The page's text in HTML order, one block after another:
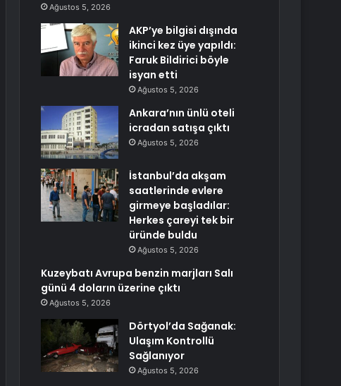
Ağustos 5, 2026
AKP’ye bilgisi dışında
ikinci kez üye yapıldı:
Faruk Bildirici böyle
isyan etti
Ağustos 5, 2026
Ankara’nın ünlü oteli
icradan satışa çıktı
Ağustos 5, 2026
İstanbul’da akşam
saatlerinde evlere
girmeye başladılar:
Herkes çareyi tek bir
üründe buldu
Ağustos 5, 2026
Kuzeybatı Avrupa benzin marjları Salı
günü 4 doların üzerine çıktı
Ağustos 5, 2026
Dörtyol’da Sağanak:
Ulaşım Kontrollü
Sağlanıyor
Ağustos 5, 2026